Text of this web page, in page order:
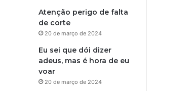
Atenção perigo de falta
de corte
20 de março de 2024
Eu sei que dói dizer
adeus, mas é hora de eu
voar
20 de março de 2024